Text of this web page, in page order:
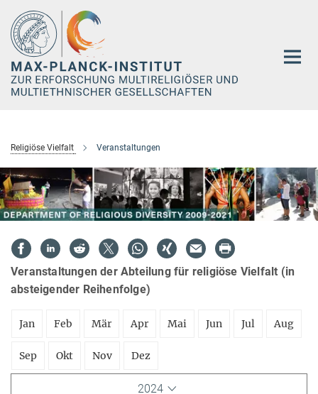
Hauptinhalt
Religiöse Vielfalt Veranstaltungen
Veranstaltungen der Abteilung für religiöse Vielfalt (in
absteigender Reihenfolge)
Jan Feb Mär Apr Mai Jun Jul Aug
Sep Okt Nov Dez
2024